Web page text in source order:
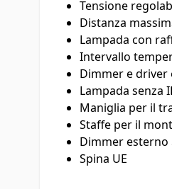
Tensione
Distanza
Lampada con
Intervallo
Dimmer e driver
Lampada senza
Maniglia per il
Staffe per il
Dimmer
Spina UE